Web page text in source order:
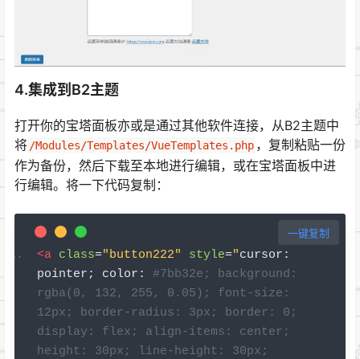
4.集成到B2主题
打开你的宝塔面板亦或是通过其他软件连接，从B2主题中
将 /Modules/Templates/VueTemplates.php ，复制粘贴一份
作为备份，然后下载至本地进行编辑，或在宝塔面板中进
行编辑。将一下代码复制：
<a class="button222" style="cursor :
pointer ; color :
#7bb32e; background:
rgba(0, 132, 255, 0.05); font-size:
12px; border-radius: 3px; border: 0;
display: flex; align-items: center;
height: 30px; line-height: 30px;
一键复制